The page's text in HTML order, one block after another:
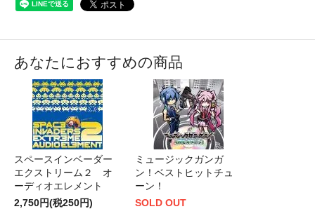
あなたにおすすめの商品
スペースインベーダー
エクストリーム２ オ
ーディオエレメント
2,750円(税250円)
ミュージックガンガ
ン！ベストヒットチュ
ーン！
SOLD OUT